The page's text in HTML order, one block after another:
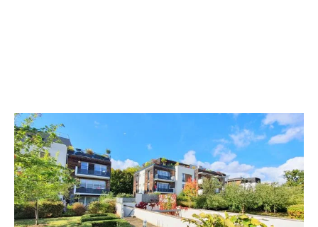
EAUBONNE 95
83,40 m2, 4 pièces
Ref : 17636
Appartement F4 à vendre
373 000 €